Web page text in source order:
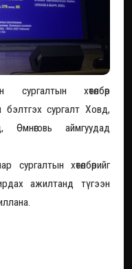
сургалтын хөтөлбөр
бэлтгэх сургалт Ховд,
Өмнөговь аймгуудад
сургалтын хөтөлбөрийг
ажилтанд түгээн